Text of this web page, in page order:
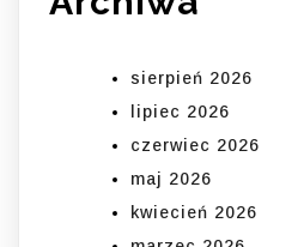
sierpień 2026
lipiec 2026
czerwiec 2026
maj 2026
kwiecień 2026